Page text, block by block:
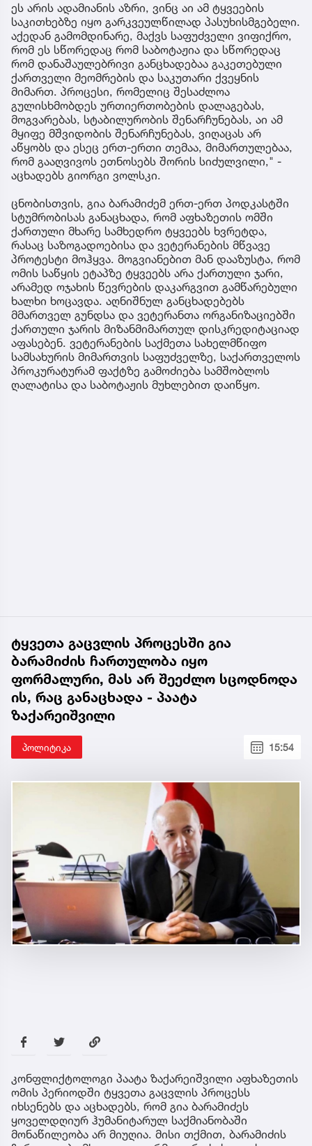
ეს არის ადამიანის აზრი, ვინც აი ამ ტყვეების
საკითხებზე იყო გარკვეულწილად პასუხისმგებელი.
აქედან გამომდინარე, მაქვს საფუძველი ვიფიქრო,
რომ ეს სწორედაც რომ საბოტაჟია და სწორედაც
რომ დანაშაულებრივი განცხადებაა გაკეთებული
ქართველი მეომრების და საკუთარი ქვეყნის
მიმართ. პროცესი, რომელიც შესაძლოა
გულისხმობდეს ურთიერთობების დალაგებას,
მოგვარებას, სტაბილურობის შენარჩუნებას, აი ამ
მყიფე მშვიდობის შენარჩუნებას, ვიღაცას არ
აწყობს და ესეც ერთ-ერთი თემაა, მიმართულებაა,
რომ გააღვივოს ეთნოსებს შორის სიძულვილი," -
აცხადებს გიორგი ვოლსკი.
ცნობისთვის, გია ბარამიძემ ერთ-ერთ პოდკასტში
სტუმრობისას განაცხადა, რომ აფხაზეთის ომში
ქართული მხარე სამხედრო ტყვეებს ხვრეტდა,
რასაც საზოგადოებისა და ვეტერანების მწვავე
პროტესტი მოჰყვა. მოგვიანებით მან დააზუსტა, რომ
ომის საწყის ეტაპზე ტყვეებს არა ქართული ჯარი,
არამედ ოჯახის წევრების დაკარგვით გამწარებული
ხალხი ხოცავდა. აღნიშნულ განცხადებებს
მმართველ გუნდსა და ვეტერანთა ორგანიზაციებში
ქართული ჯარის მიზანმიმართულ დისკრედიტაციად
აფასებენ. ვეტერანების საქმეთა სახელმწიფო
სამსახურის მიმართვის საფუძველზე, საქართველოს
პროკურატურამ ფაქტზე გამოძიება სამშობლოს
ღალატისა და საბოტაჟის მუხლებით დაიწყო.
ტყვეთა გაცვლის პროცესში გია
ბარამიძის ჩართულობა იყო
ფორმალური, მას არ შეეძლო სცოდნოდა
ის, რაც განაცხადა - პაატა
ზაქარეიშვილი
პოლიტიკა 15:54
კონფლიქტოლოგი პაატა ზაქარეიშვილი აფხაზეთის
ომის პერიოდში ტყვეთა გაცვლის პროცესს
იხსენებს და აცხადებს, რომ გია ბარამიძეს
ყოველდღიურ ჰუმანიტარულ საქმიანობაში
მონაწილეობა არ მიუღია. მისი თქმით, ბარამიძის